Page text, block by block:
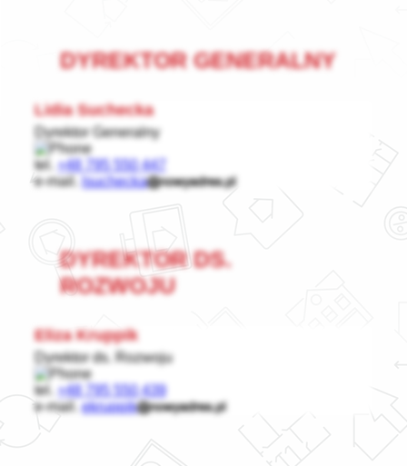
DYREKTOR GENERALNY
Lidia Suchecka
Dyrektor Generalny
tel. +48 795 550 447
e-mail.
lsuchecka
DYREKTOR DS.
ROZWOJU
Eliza Kruppik
Dyrektor ds. Rozwoju
tel. +48 795 550 439
e-mail.ekruppik